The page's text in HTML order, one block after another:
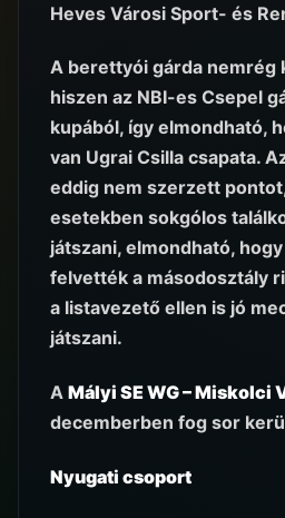
Heves Városi Sport- és
A berettyói gárda nemrég
hiszen az NBI-es Csepel
kupából, így elmondható,
van Ugrai Csilla csapata.
eddig nem szerzett
esetekben sokgólos
játszani, elmondható,
felvették a másodosztály
a listavezető ellen is jó
játszani.
A Mályi SE WG – Miskolci
decemberben fog sor
Nyugati csoport